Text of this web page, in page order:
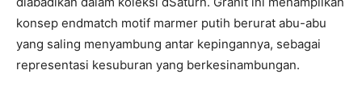
konsep endmatch motif marmer putih berurat abu-abu
yang saling menyambung antar kepingannya, sebagai
representasi kesuburan yang berkesinambungan.